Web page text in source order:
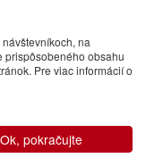
na
prispôsobeného obsahu
Pre viac informácií o
Ok, pokračujte